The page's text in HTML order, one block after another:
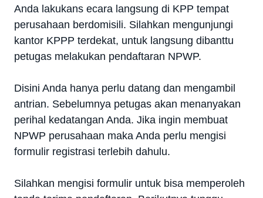
Anda lakukans ecara langsung di KPP tempat
perusahaan berdomisili. Silahkan mengunjungi
kantor KPPP terdekat, untuk langsung dibanttu
petugas melakukan pendaftaran NPWP.
Disini Anda hanya perlu datang dan mengambil
antrian. Sebelumnya petugas akan menanyakan
perihal kedatangan Anda. Jika ingin membuat
NPWP perusahaan maka Anda perlu mengisi
formulir registrasi terlebih dahulu.
Silahkan mengisi formulir untuk bisa memperoleh